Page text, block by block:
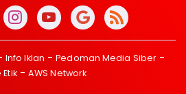
Info Iklan
Pedoman Media Siber
AWS Network